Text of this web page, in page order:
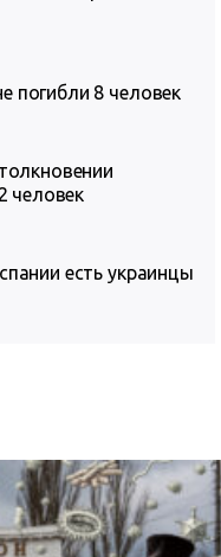
8 человек
человек
есть украинцы